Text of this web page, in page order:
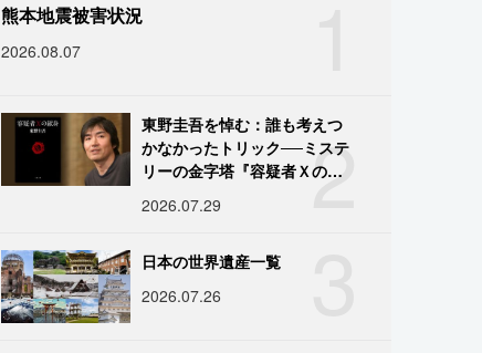
熊本地震被害状況
2026.08.07
2
東野圭吾を悼む：誰も考えつ
かなかったトリック──ミステ
リーの金字塔『容疑者Ｘの献
2026.07.29
日本の世界遺産一覧
2026.07.26